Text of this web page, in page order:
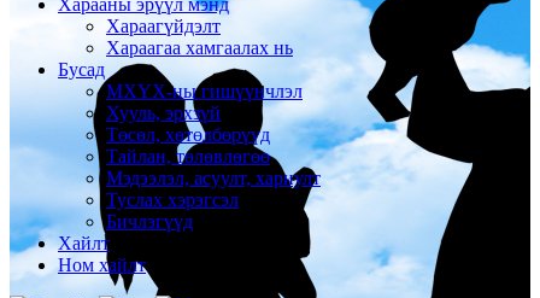
Харааны эрүүл мэнд
Хараагүйдэлт
Хараагаа хамгаалах нь
Бусад
МХҮХ-ны гишүүнчлэл
Хууль, эрхзүй
Төсөл, хөтөлбөрүүд
Тайлан, төлөвлөгөө
Мэдээлэл, асуулт, хариулт
Туслах хэрэгсэл
Бичлэгүүд
Хайлт
Ном хайлт